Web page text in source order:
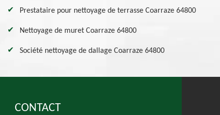
Prestataire pour nettoyage de terrasse Coarraze 64800
Nettoyage de muret Coarraze 64800
Société nettoyage de dallage Coarraze 64800
CONTACT